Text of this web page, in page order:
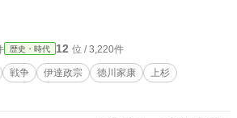
がら江戸へ向か
歴史・時代 12 位 / 3,220件
戦争 伊達政宗 徳川家康
上杉